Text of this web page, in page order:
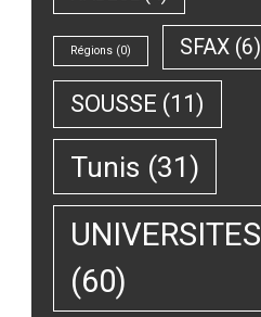
Régions (0) SFAX (6)
SOUSSE (11)
Tunis (31)
UNIVERSITES
(60)